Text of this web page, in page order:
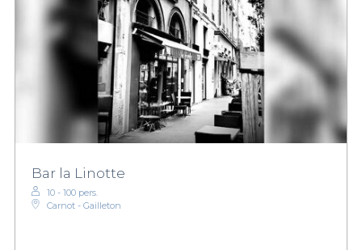
Bar la Linotte
10 - 100 pers.
Carnot - Gailleton